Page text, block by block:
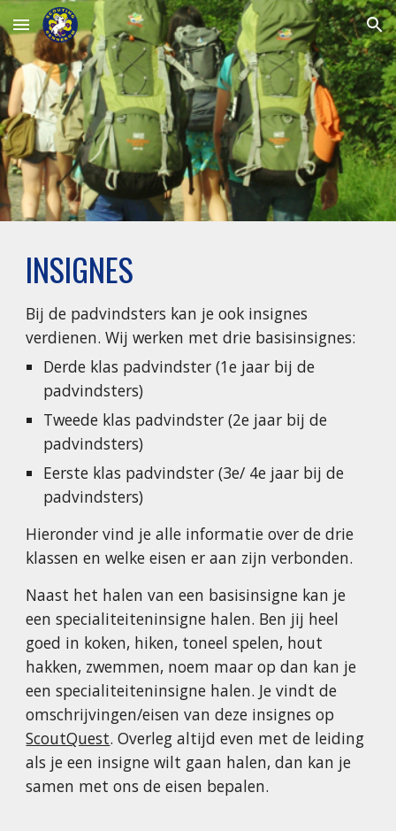
Skip to main content Skip to navigation
INSIGNES
Bij de padvindsters kan je ook insignes
verdienen. Wij werken met drie basisinsignes:
Derde klas padvindster (1e jaar bij de
padvindsters)
Tweede klas padvindster (2e jaar bij de
padvindsters)
Eerste klas padvindster (3e/ 4e jaar bij de
padvindsters)
Hieronder vind je alle informatie over de drie
klassen en welke eisen er aan zijn verbonden.
Naast het halen van een basisinsigne kan je
een specialiteiteninsigne halen. Ben jij heel
goed in koken, hiken, toneel spelen, hout
hakken, zwemmen, noem maar op dan kan je
een specialiteiteninsigne halen. Je vindt de
omschrijvingen/eisen van deze insignes op
ScoutQuest. Overleg altijd even met de leiding
als je een insigne wilt gaan halen, dan kan je
samen met ons de eisen bepalen.